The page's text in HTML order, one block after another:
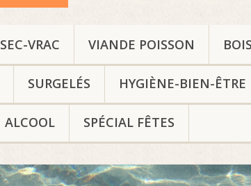
SEC-VRAC VIANDE POISSON
SURGELÉS HYGIÈNE-BIEN-ÊTRE
ALCOOL SPÉCIAL FÊTES